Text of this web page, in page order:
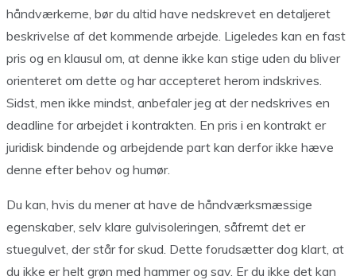
håndværkerne, bør du altid have nedskrevet en detaljeret
beskrivelse af det kommende arbejde. Ligeledes kan en fast
pris og en klausul om, at denne ikke kan stige uden du bliver
orienteret om dette og har accepteret herom indskrives.
Sidst, men ikke mindst, anbefaler jeg at der nedskrives en
deadline for arbejdet i kontrakten. En pris i en kontrakt er
juridisk bindende og arbejdende part kan derfor ikke hæve
denne efter behov og humør.
Du kan, hvis du mener at have de håndværksmæssige
egenskaber, selv klare gulvisoleringen, såfremt det er
stuegulvet, der står for skud. Dette forudsætter dog klart, at
du ikke er helt grøn med hammer og sav. Er du ikke det kan